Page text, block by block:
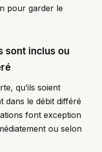
pour garder le
sont inclus ou
qu’ils soient
dans le débit différé
font exception
ou selon